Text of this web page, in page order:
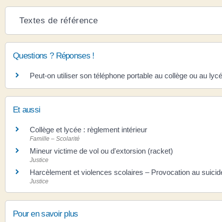
Textes de référence
Questions ? Réponses !
Peut-on utiliser son téléphone portable au collège ou au
Et aussi
Collège et lycée : règlement intérieur
Famille – Scolarité
Mineur victime de vol ou d'extorsion (racket)
Justice
Harcèlement et violences scolaires – Provocation au
Justice
Pour en savoir plus